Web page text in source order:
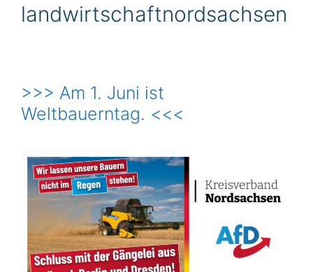
landwirtschaftnordsachsen
>>> Am 1. Juni ist
Weltbauerntag. <<<